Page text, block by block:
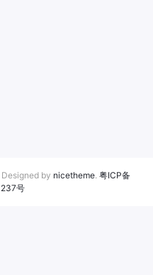
Designed by nicetheme. 粤ICP备
号